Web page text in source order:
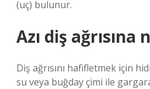
(uç) bulunur.
Azı diş ağrısına
Diş ağrısını hafifletmek için
su veya buğday çimi ile